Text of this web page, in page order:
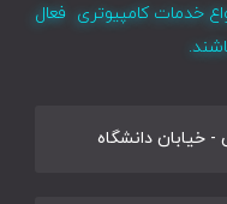
خدمات کامپیوتری فعال
خیابان دانشگاه